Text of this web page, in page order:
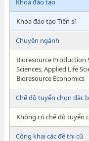
Khoá đào tạo
Khóa đào tạo Tiến sĩ
Chuyên ngành
Bioresource Production
Sciences, Applied Life
Bioresource Economics
Chế độ tuyển chọn đăc
Không có chế độ tuyển
Công khai các đề thi cũ